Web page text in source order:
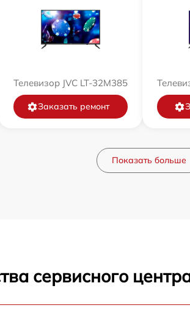
Телевизор JVC LT-32M385
Заказать ремонт
Показать больше
сервисного